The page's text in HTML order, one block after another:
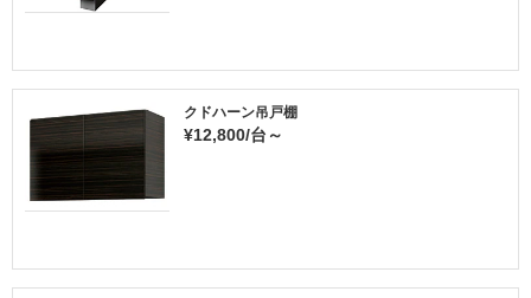
クドハーン吊戸棚
¥12,800/台～